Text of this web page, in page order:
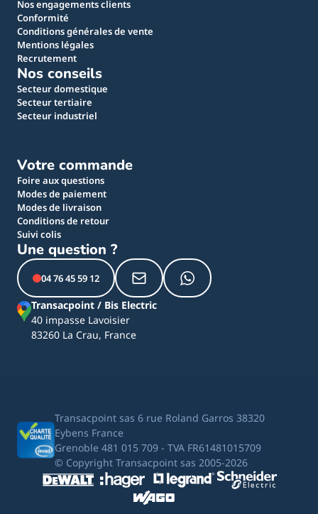
Nos engagements clients
Conformité
Conditions générales de vente
Mentions légales
Recrutement
Nos conseils
Secteur domestique
Secteur tertiaire
Secteur industriel
Votre commande
Foire aux questions
Modes de paiement
Modes de livraison
Conditions de retour
Suivi colis
Une question ?
04 76 45 59 12
Transacpoint / Bis Electric
40 impasse Lavoisier
83260 La Crau, France
Transacpoint sas 6 rue Roland Garros 38320
Eybens France
Grenoble 481 015 709 - TVA FR61481015709
© Copyright Transacpoint sas 2005-2026